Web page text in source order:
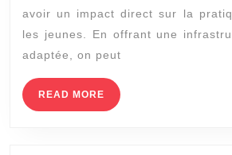
avoir un impact direct sur la
les jeunes. En offrant une
adaptée, on peut
READ MORE READ
MORE